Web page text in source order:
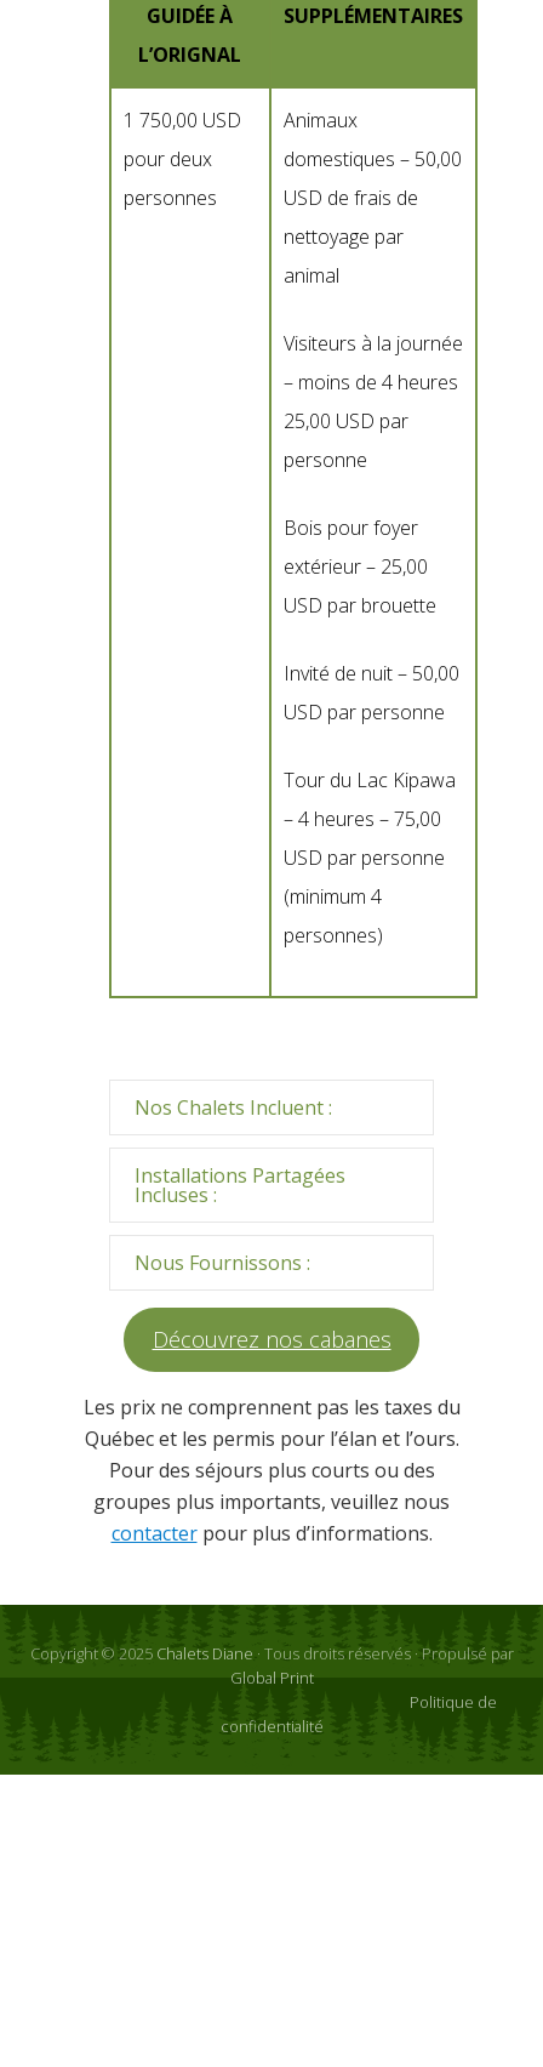
GUIDÉE À
L’ORIGNAL
SUPPLÉMENTAIRES
1 750,00 USD
pour deux
personnes
Animaux
domestiques – 50,00
USD de frais de
nettoyage par
animal
Visiteurs à la journée
– moins de 4 heures
25,00 USD par
personne
Bois pour foyer
extérieur – 25,00
USD par brouette
Invité de nuit – 50,00
USD par personne
Tour du Lac Kipawa
– 4 heures – 75,00
USD par personne
(minimum 4
personnes)
Nos Chalets Incluent :
Installations Partagées
Incluses :
Nous Fournissons :
Découvrez nos cabanes
Les prix ne comprennent pas les taxes du
Québec et les permis pour l’élan et l’ours.
Pour des séjours plus courts ou des
groupes plus importants, veuillez nous
contacterpour plus d’informations.
Copyright © 2025 Chalets Diane · Tous droits réservés · Propulsé par
Global Print
Politique de
confidentialité